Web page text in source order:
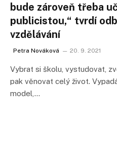
bude zároveň třeba
publicistou,“ tvrdí
vzdělávání
Petra Nováková 20. 9. 2021
Vybrat si školu, vystudovat,
pak věnovat celý život.
model,…